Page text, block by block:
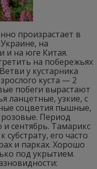
произрастает в
на
и на юге Китая.
на побережьях
у кустарника
куста — 2
побеги вырастают
ланцетные, узкие, с
соцветия пышные,
Период
и сентябрь. Тамарикс
его часто
и парках. Хорошо
под укрытием.